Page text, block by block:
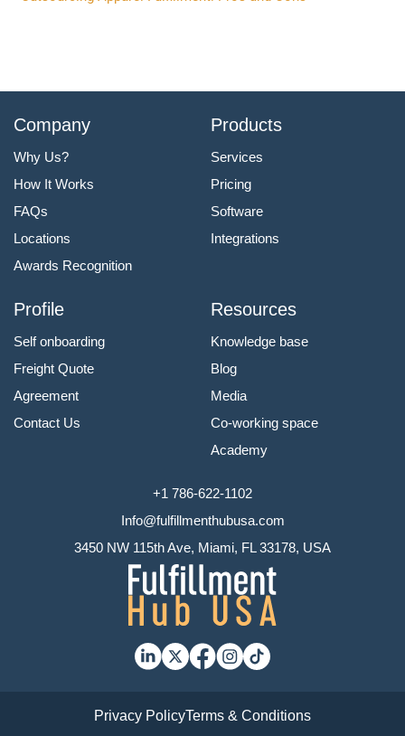
Company
Why Us?
How It Works
FAQs
Locations
Awards Recognition
Products
Services
Pricing
Software
Integrations
Profile
Self onboarding
Freight Quote
Agreement
Contact Us
Resources
Knowledge base
Blog
Media
Co-working space
Academy
+1 786-622-1102
Info@fulfillmenthubusa.com
3450 NW 115th Ave, Miami, FL 33178, USA
Privacy PolicyTerms & Conditions